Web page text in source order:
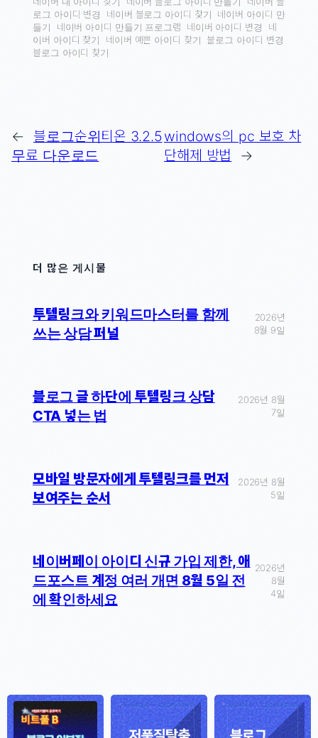
로그 아이디 변경
네이버 블로그 아이디 찾기
네이버 아이디 만
들기
네이버 아이디 만들기 프로그램 네이버 아이디 변경
네
이버 아이디 찾기
네이버 예쁜 아이디 찾기
블로그 아이디 변경
블로그 아이디 찾기
←
블로그순위티온 3.2.5
무료 다운로드
windows의 pc 보호 차
단해제 방법
→
더 많은 게시물
투텔링크와 키워드마스터를 함께
쓰는 상담 퍼널
2026년
8월 9일
블로그 글 하단에 투텔링크 상담
CTA 넣는 법
2026년 8월
7일
모바일 방문자에게 투텔링크를 먼저
보여주는 순서
2026년 8월
5일
네이버페이 아이디 신규 가입 제한, 애
드포스트 계정 여러 개면 8월 5일 전
에 확인하세요
2026년
8월
4일